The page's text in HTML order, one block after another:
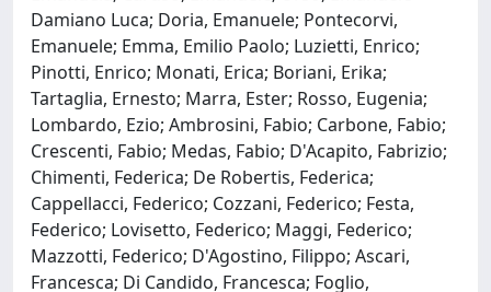
Damiano Luca; Doria, Emanuele; Pontecorvi,
Emanuele; Emma, Emilio Paolo; Luzietti, Enrico;
Pinotti, Enrico; Monati, Erica; Boriani, Erika;
Tartaglia, Ernesto; Marra, Ester; Rosso, Eugenia;
Lombardo, Ezio; Ambrosini, Fabio; Carbone, Fabio;
Crescenti, Fabio; Medas, Fabio; D'Acapito, Fabrizio;
Chimenti, Federica; De Robertis, Federica;
Cappellacci, Federico; Cozzani, Federico; Festa,
Federico; Lovisetto, Federico; Maggi, Federico;
Mazzotti, Federico; D'Agostino, Filippo; Ascari,
Francesca; Di Candido, Francesca; Foglio,